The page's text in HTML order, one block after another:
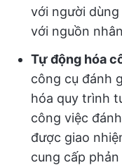
với người
với nguồn
Tự động hóa
công cụ đánh
hóa quy trình
công việc
được giao
cung cấp